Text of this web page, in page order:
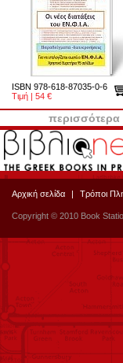
ISBN 978-618-87035-0-6
Τιμή | 54 €
περισσότερα
Αρχική σελίδα | Τρόποι
Copyright © 2010 Book